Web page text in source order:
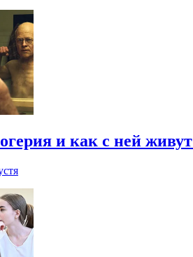
и как с ней